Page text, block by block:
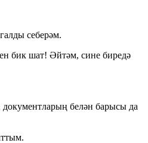
себерәм.
бик шат! Әйтәм, сине биредә
белән барысы да